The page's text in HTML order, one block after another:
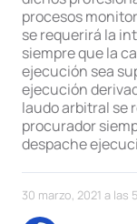
procesos
se requerirá la
siempre que la
ejecución sea
ejecución
laudo arbitral se
procurador
despache
30 marzo, 2021 a las